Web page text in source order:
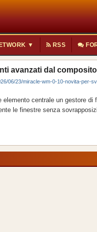
▼ RSS
avanzati dal
06/23/miracle-wm-0-10-novita-per-
centrale un gestore
le finestre senza